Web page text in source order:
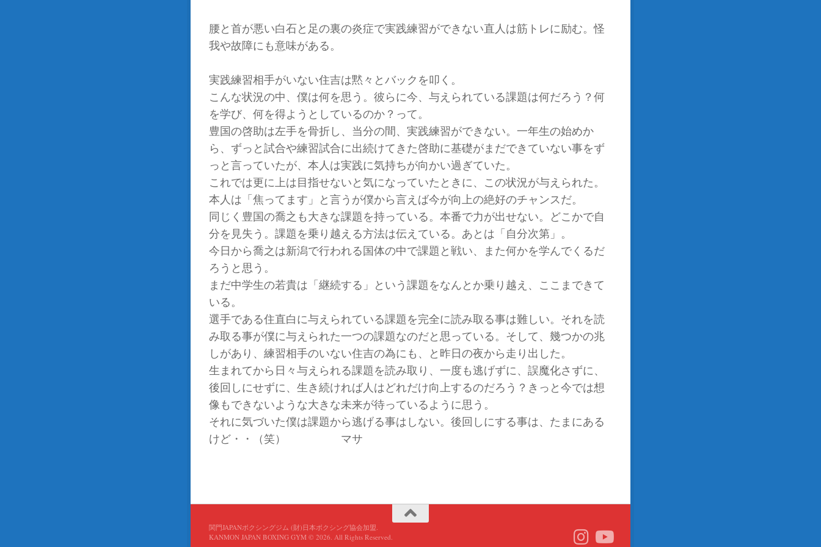
腰と首が悪い白石と足の裏の炎症で実践練習ができない直人は筋トレに励む。怪
我や故障にも意味がある。
実践練習相手がいない住吉は黙々とバックを叩く。
こんな状況の中、僕は何を思う。彼らに今、与えられている課題は何だろう？何
を学び、何を得ようとしているのか？って。
豊国の啓助は左手を骨折し、当分の間、実践練習ができない。一年生の始めか
ら、ずっと試合や練習試合に出続けてきた啓助に基礎がまだできていない事をず
っと言っていたが、本人は実践に気持ちが向かい過ぎていた。
これでは更に上は目指せないと気になっていたときに、この状況が与えられた。
本人は「焦ってます」と言うが僕から言えば今が向上の絶好のチャンスだ。
同じく豊国の喬之も大きな課題を持っている。本番で力が出せない。どこかで自
分を見失う。課題を乗り越える方法は伝えている。あとは「自分次第」。
今日から喬之は新潟で行われる国体の中で課題と戦い、また何かを学んでくるだ
ろうと思う。
まだ中学生の若貴は「継続する」という課題をなんとか乗り越え、ここまできて
いる。
選手である住直白に与えられている課題を完全に読み取る事は難しい。それを読
み取る事が僕に与えられた一つの課題なのだと思っている。そして、幾つかの兆
しがあり、練習相手のいない住吉の為にも、と昨日の夜から走り出した。
生まれてから日々与えられる課題を読み取り、一度も逃げずに、誤魔化さずに、
後回しにせずに、生き続ければ人はどれだけ向上するのだろう？きっと今では想
像もできないような大きな未来が待っているように思う。
それに気づいた僕は課題から逃げる事はしない。後回しにする事は、たまにある
けど・・（笑） マサ
関門JAPANボクシングジム (財)日本ボクシング協会加盟.
KANMON JAPAN BOXING GYM © 2026. All Rights Reserved.